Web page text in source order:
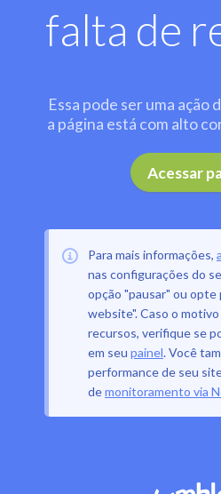
falta de
Essa pode ser uma ação
a página está com alto
Acessar
Para mais informações,
nas configurações do
opção "pausar" ou opte
website". Caso o
recursos, verifique se
em seu painel. Você
performance de seu
demonitoramento via